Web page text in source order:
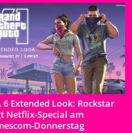
6 Extended Look: Rockstar
Netflix-Special am
Donnerstag